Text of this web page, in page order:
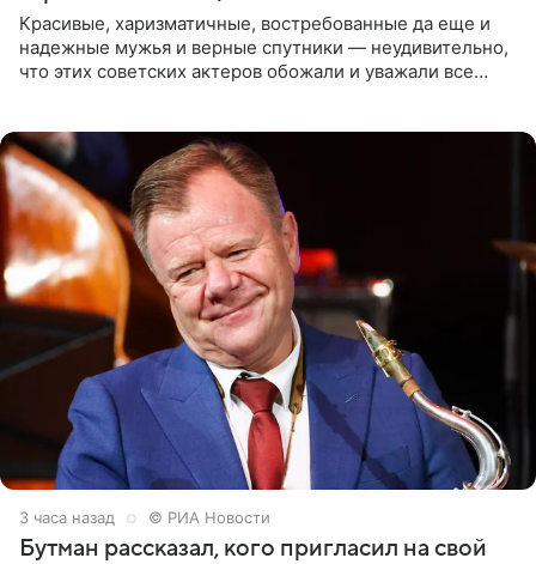
Красивые, харизматичные, востребованные да еще и
надежные мужья и верные спутники — неудивительно,
что этих советских актеров обожали и уважали все
3 часа назад © РИА Новости
Бутман рассказал, кого пригласил на свой